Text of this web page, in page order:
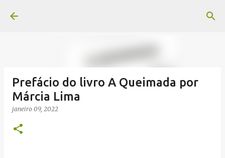
Prefácio do livro A Queimada por
Márcia Lima
janeiro 09, 2022